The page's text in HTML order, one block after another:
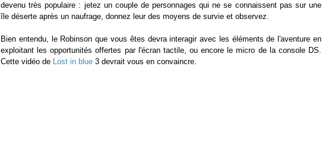
devenu très populaire : jetez un couple de personnages qui ne se connaissent pas sur une
île déserte après un naufrage, donnez leur des moyens de survie et observez.
Bien entendu, le Robinson que vous êtes devra interagir avec les éléments de l'aventure en
exploitant les opportunités offertes par l'écran tactile, ou encore le micro de la console DS.
Cette vidéo de Lost in blue 3 devrait vous en convaincre.